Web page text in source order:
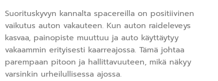
Suorituskyvyn kannalta spacereilla on positiivinen
vaikutus auton vakauteen. Kun auton raideleveys
kasvaa, painopiste muuttuu ja auto käyttäytyy
vakaammin erityisesti kaarreajossa. Tämä johtaa
parempaan pitoon ja hallittavuuteen, mikä näkyy
varsinkin urheilullisessa ajossa.